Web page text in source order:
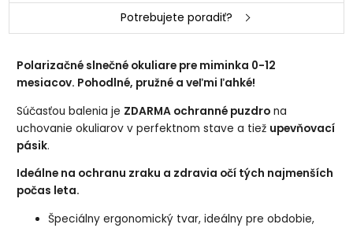
Potrebujete poradiť?
Polarizačné slnečné okuliare pre miminka 0-12
mesiacov. Pohodlné, pružné a veľmi ľahké!
Súčasťou balenia je ZDARMA ochranné puzdro na
uchovanie okuliarov v perfektnom stave a tiež upevňovací
pásik.
Ideálne na ochranu zraku a zdravia očí tých najmenších
počas leta.
Špeciálny ergonomický tvar, ideálny pre obdobie,